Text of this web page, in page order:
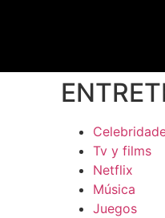
Tv y films
Netflix
Música
Juegos